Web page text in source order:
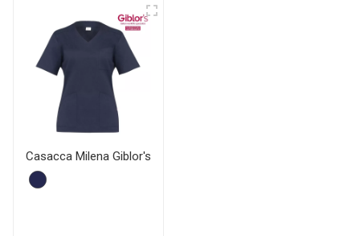
Casacca Milena Giblor's